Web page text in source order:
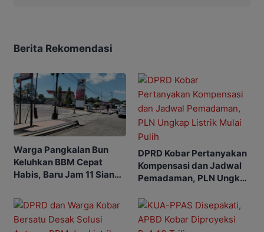
Berita Rekomendasi
Warga Pangkalan Bun
Keluhkan BBM Cepat
Habis, Baru Jam 11 Siang
Stok
DPRD Kobar Pertanyakan
Kompensasi dan Jadwal
Pemadaman, PLN Ungkap